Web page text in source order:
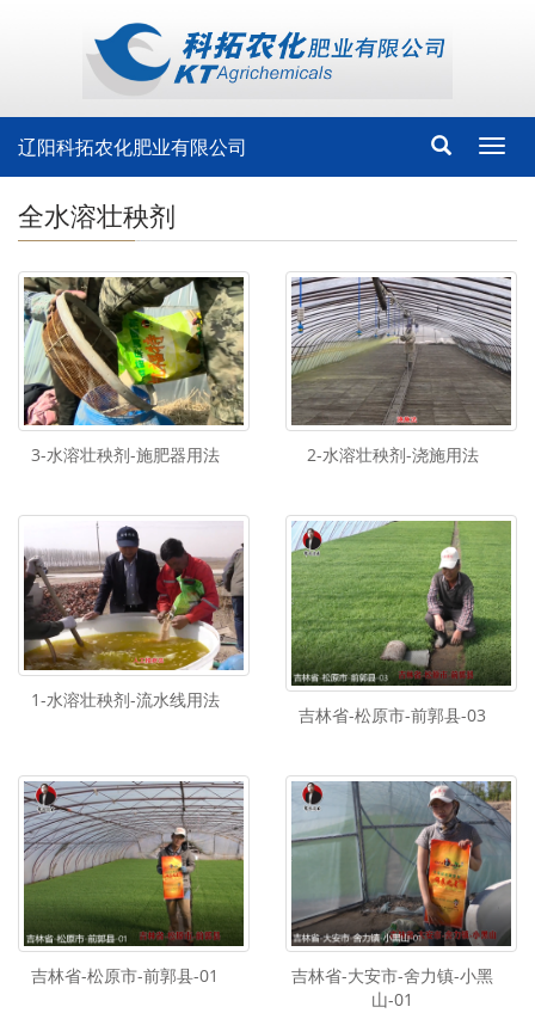
辽阳科拓农化肥业有限公司
全水溶壮秧剂
3-水溶壮秧剂-施肥器用法 2-水溶壮秧剂-浇施用法
1-水溶壮秧剂-流水线用法
吉林省-松原市-前郭县-03
吉林省-松原市-前郭县-01
吉林省-大安市-舍力镇-小黑
山-01